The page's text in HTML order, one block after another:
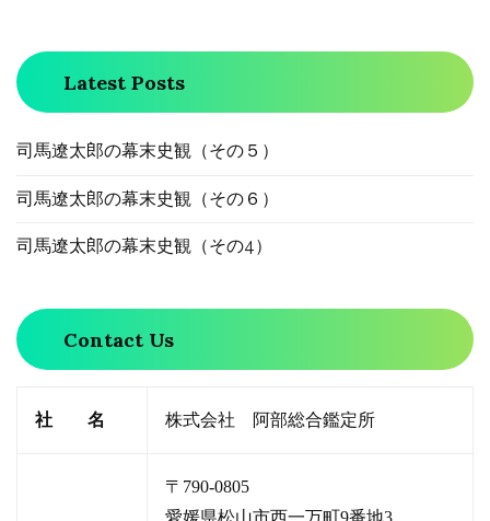
Latest Posts
司馬遼太郎の幕末史観（その５）
司馬遼太郎の幕末史観（その６）
司馬遼太郎の幕末史観（その4）
Contact Us
社 名 株式会社 阿部総合鑑定所
〒790-0805
愛媛県松山市西一万町9番地3